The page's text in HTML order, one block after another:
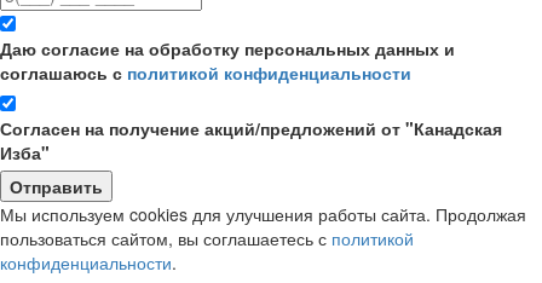
Даю согласие на обработку персональных данных и
соглашаюсь с политикой конфиденциальности
Согласен на получение акций/предложений от "Канадская
Изба"
Мы используем cookies для улучшения работы сайта. Продолжая
пользоваться сайтом, вы соглашаетесь с политикой
конфиденциальности.